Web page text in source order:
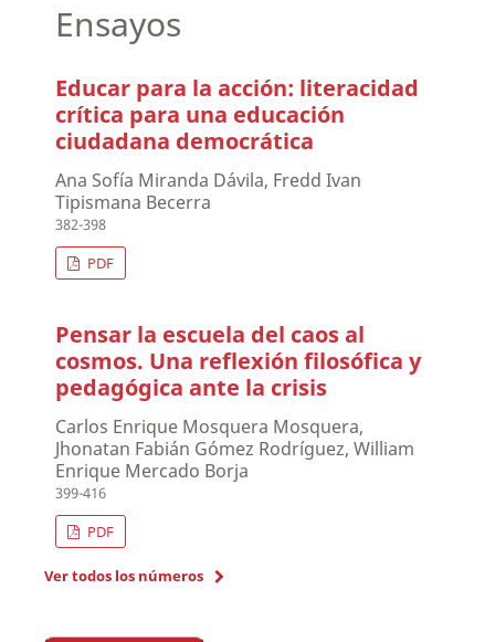
Ensayos
Educar para la acción: literacidad
crítica para una educación
ciudadana democrática
Ana Sofía Miranda Dávila, Fredd Ivan
Tipismana Becerra
382-398
PDF
Pensar la escuela del caos al
cosmos. Una reflexión filosófica y
pedagógica ante la crisis
Carlos Enrique Mosquera Mosquera,
Jhonatan Fabián Gómez Rodríguez, William
Enrique Mercado Borja
399-416
PDF
Ver todos los números